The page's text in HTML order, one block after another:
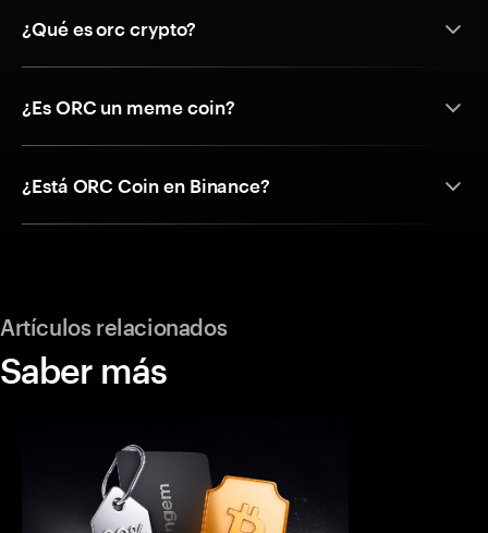
¿Qué es orc crypto?
¿Es ORC un meme coin?
¿Está ORC Coin en Binance?
Artículos relacionados
Saber más